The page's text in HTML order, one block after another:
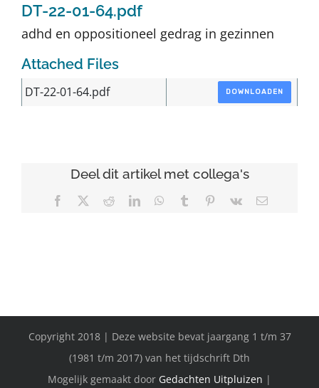
DT-22-01-64.pdf
adhd en oppositioneel gedrag in gezinnen
Attached Files
DT-22-01-64.pdf DOWNLOADEN
Deel dit artikel met collega's
Facebook RedditLinkedInWhatsApp
Tumblr Pinterest
Vk
E-
Copyright 2018 | Deze website bevat jaargang 1 t/m 37
(1981 t/m 2017) van het tijdschrift Dth
Mogelijk gemaakt door Gedachten Uitpluizen |